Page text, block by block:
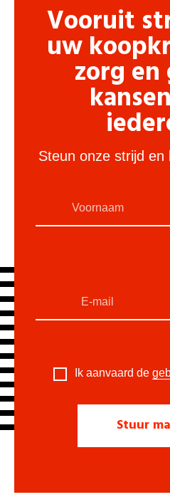
Vooruit
uw
zorg
Steun onze strijd en
Ik aanvaard de